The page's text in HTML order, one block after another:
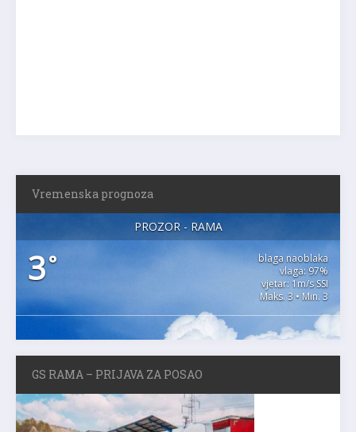
Vremenska prognoza
PROZOR - RAMA
3°
blaga naoblaka
vlaga: 97%
vjetar: 1m/s SSI
Maks. 3 • Min. 3
GS RAMA – PRIJAVA ZA POSAO